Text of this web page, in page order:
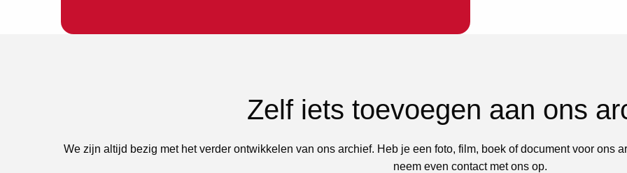
Zelf iets toevoegen aan ons
We zijn altijd bezig met het verder ontwikkelen van ons archief. Heb je een foto, film, boek of document voor ons
neem even contact met ons op.